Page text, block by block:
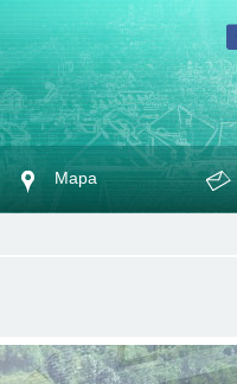
Mapa